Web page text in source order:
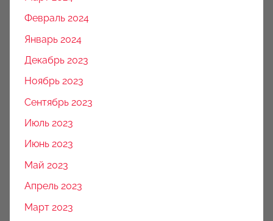
Февраль 2024
Январь 2024
Декабрь 2023
Ноябрь 2023
Сентябрь 2023
Июль 2023
Июнь 2023
Май 2023
Апрель 2023
Март 2023